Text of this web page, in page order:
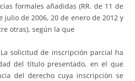
formales añadidas (RR. de 11 de
julio de 2006, 20 de enero de 2012 y
otras), según la que
solicitud de inscripción parcial ha
del título presentado, en el que
del derecho cuya inscripción se